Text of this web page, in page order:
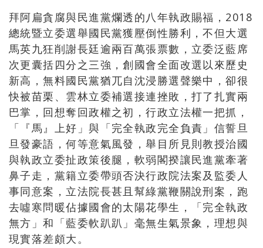
拜阿扁貪腐與民進黨爛透的八年執政賜福，2018
總統暨立委選舉國民黨獲壓倒性勝利，不但大選
馬英九狂削謝長廷逾兩百萬張票數，立委泛藍席
次更囊括四分之三強，創國會全面改選以來歷史
新高，無料國民黨猶兀自沈浸勝選聲樂中，卻很
快被苗栗、雲林立委補選接連挫敗，打了扎實兩
巴掌，回想奪回政權之初，行政立法權一把抓，
「『馬』上好」與「完全執政完全負責」信誓旦
旦發豪語，何等意氣風發，舉目所見則教授治國
與執政立委扯政策後腿，軟弱閣揆讓民進黨牽著
鼻子走，黨籍立委帶頭否決行政院法案及監委人
事同意案，立法院長甚且幫綠黨鞭關說刑案，跑
去噓寒問暖佔據國會的太陽花學生，「完全執政
無方」和「藍委軟趴趴」毫無生氣景象，理想與
現實落差頗大。